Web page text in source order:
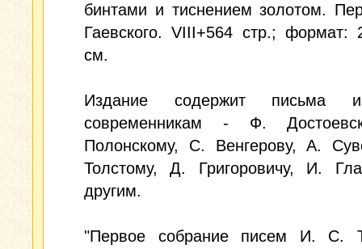
бинтами и тиснением золотом.
Гаевского. VIII+564 стр.; формат:
см.
Издание содержит письма
современникам - Ф.
Полонскому, С. Венгерову, А.
Толстому, Д. Григоровичу, И.
другим.
"Первое собрание писем И. С.